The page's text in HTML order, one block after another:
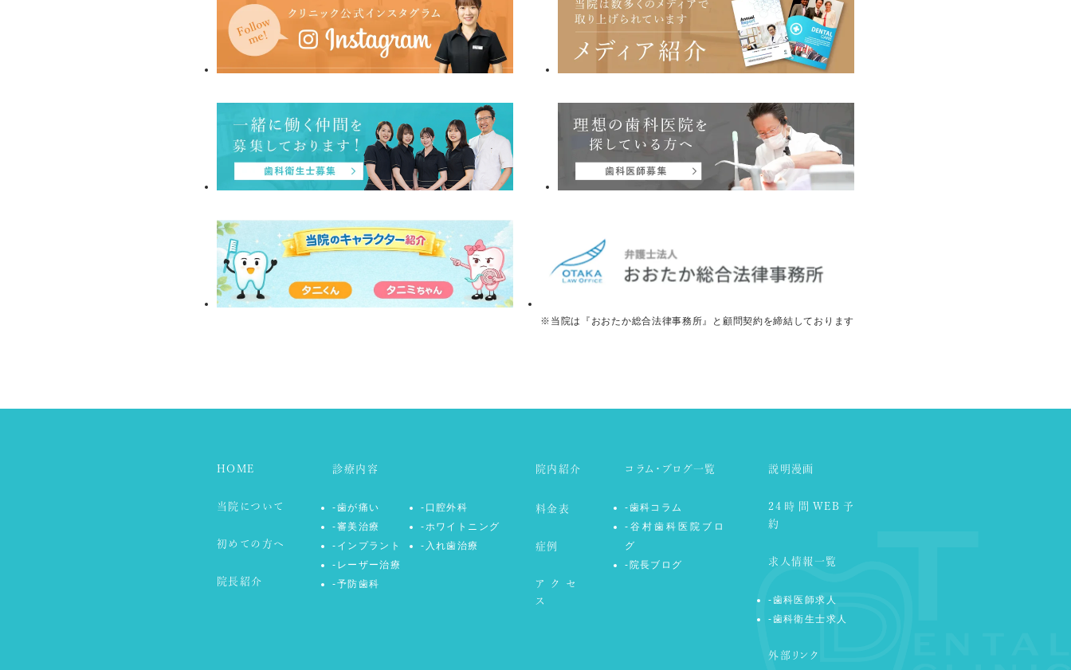
※当院は『おおたか総合法律事務所』と顧問契約を締結しております
HOME
当院について
初めての方へ
院長紹介
診療内容
-歯が痛い
-審美治療
-インプラント
-レーザー治療
-予防歯科
-口腔外科
-ホワイトニング
-入れ歯治療
院内紹介
料金表
症例
アクセ
ス
コラム・ブログ一覧
-歯科コラム
-谷村歯科医院ブロ
グ
-院長ブログ
説明漫画
24時間WEB予
約
求人情報一覧
-歯科医師求人
-歯科衛生士求人
外部リンク